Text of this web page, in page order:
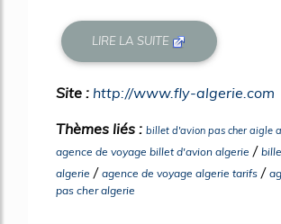
LIRE LA SUITE
Site : http://www.fly-algerie.com
Thèmes liés : billet d'avion pas cher aigle
agence de voyage billet d'avion algerie /
algerie / agence de voyage algerie tarifs /
pas cher algerie